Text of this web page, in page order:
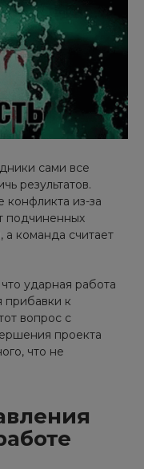
сами все
результатов.
конфликта из-за
подчиненных
команда считает
ударная работа
прибавки к
вопрос с
проекта
что не